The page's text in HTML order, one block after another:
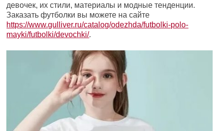
девочек, их стили, материалы и модные тенденции.
Заказать футболки вы можете на сайте
https://www.gulliver.ru/catalog/odezhda/futbolki-polo-
mayki/futbolki/devochki/.